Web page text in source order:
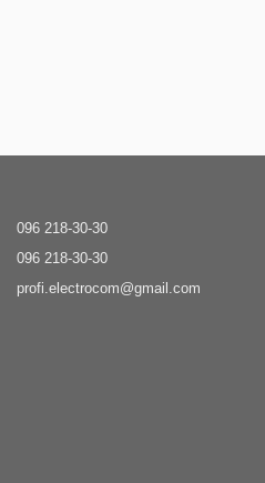
096 218-30-30
096 218-30-30
profi.electrocom@gmail.com